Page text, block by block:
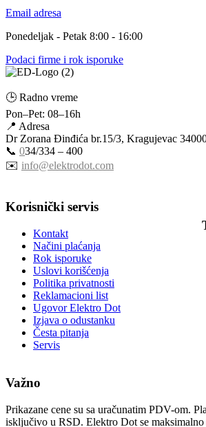
Email adresa
Ponedeljak - Petak 8:00 - 16:00
Podaci firme i rok isporuke
🕒 Radno vreme
Pon–Pet: 08–16h
📍 Adresa
Dr Zorana Đinđića br.15/3, Kragujevac
📞 034/334 – 400
✉️ info@elektrodot.com
Korisnički servis
Kontakt
Načini plaćanja
Rok isporuke
Uslovi korišćenja
Politika privatnosti
Reklamacioni list
Ugovor Elektro Dot
Izjava o odustanku
Česta pitanja
Servis
Važno
Prikazane cene su sa uračunatim PDV-om.
isključivo u RSD. Elektro Dot se maksimalno